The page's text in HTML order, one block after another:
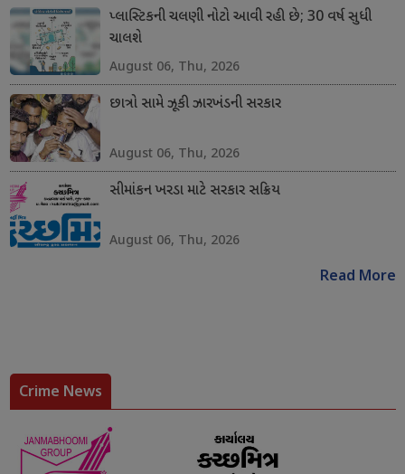
પ્લાસ્ટિકની ચલણી નોટો આવી રહી છે; 30 વર્ષ સુધી
ચાલશે
August 06, Thu, 2026
છાત્રો સામે ઝૂકી ઝારખંડની સરકાર
August 06, Thu, 2026
સીમાંકન ખરડા માટે સરકાર સક્રિય
August 06, Thu, 2026
Read More
Crime News